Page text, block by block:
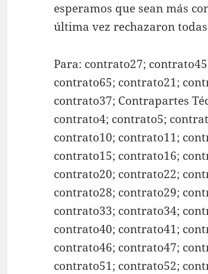
esperamos que sean más
última vez rechazaron
Para: contrato27;
contrato65; contrato21;
contrato37; Contrapartes
contrato4; contrato5;
contrato10; contrato11;
contrato15; contrato16;
contrato20; contrato22;
contrato28; contrato29;
contrato33; contrato34;
contrato40; contrato41;
contrato46; contrato47;
contrato51; contrato52;